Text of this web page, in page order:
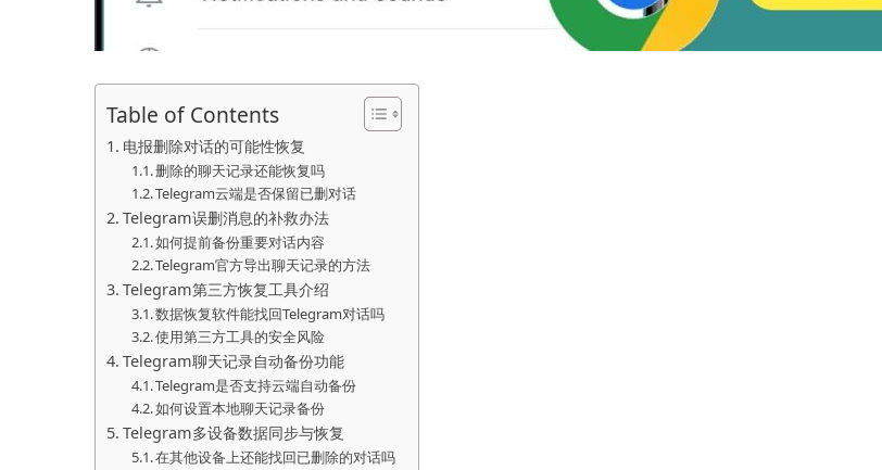
Table of Contents
电报删除对话的可能性恢复
删除的聊天记录还能恢复吗
Telegram云端是否保留已删对话
Telegram误删消息的补救办法
如何提前备份重要对话内容
Telegram官方导出聊天记录的方法
Telegram第三方恢复工具介绍
数据恢复软件能找回Telegram对话吗
使用第三方工具的安全风险
Telegram聊天记录自动备份功能
Telegram是否支持云端自动备份
如何设置本地聊天记录备份
Telegram多设备数据同步与恢复
在其他设备上还能找回已删除的对话吗